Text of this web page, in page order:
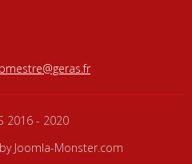
2016 - 2020
by Joomla-Monster.com